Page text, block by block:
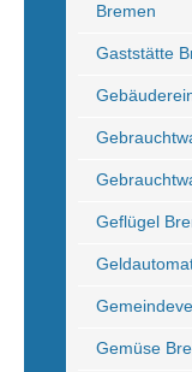
Bremen
Gaststätte
Geflügel
Gemüse